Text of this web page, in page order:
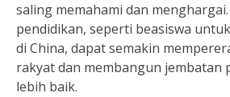
saling memahami dan
pendidikan, seperti beasiswa
di China, dapat semakin
rakyat dan membangun jembatan
lebih baik.